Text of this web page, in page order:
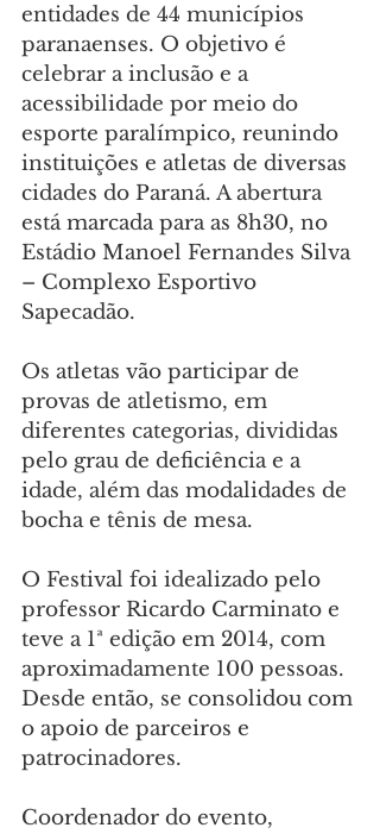
entidades de 44 municípios
paranaenses. O objetivo é
celebrar a inclusão e a
acessibilidade por meio do
esporte paralímpico, reunindo
instituições e atletas de diversas
cidades do Paraná. A abertura
está marcada para as 8h30, no
Estádio Manoel Fernandes Silva
– Complexo Esportivo
Sapecadão.
Os atletas vão participar de
provas de atletismo, em
diferentes categorias, divididas
pelo grau de deficiência e a
idade, além das modalidades de
bocha e tênis de mesa.
O Festival foi idealizado pelo
professor Ricardo Carminato e
teve a 1ª edição em 2014, com
aproximadamente 100 pessoas.
Desde então, se consolidou com
o apoio de parceiros e
patrocinadores.
Coordenador do evento,